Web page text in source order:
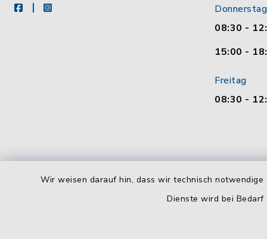
Wir weisen darauf hin, dass wir technisch
Dienste wird bei
facebookinstagram
Donnerstag
08:30 -
15:00 -
Freitag
08:30 -